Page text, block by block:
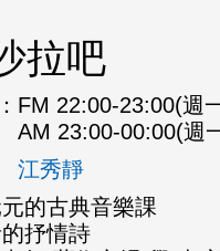
拉吧
FM 22:00-23:00(週
AM 23:00-00:00(週
江秀靜
的古典音樂課
抒情詩